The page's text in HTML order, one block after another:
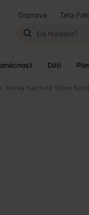
Doprava Teta
Děti Pleť
Nivea Hairmilk Shine